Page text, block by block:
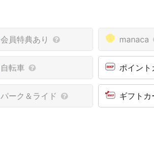
会員特典あり manaca
自転車 ポイン
パーク＆ライド ギフト